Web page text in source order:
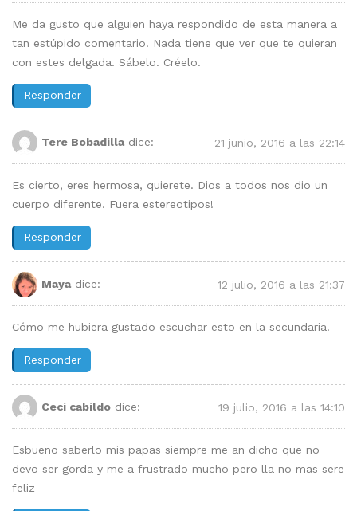
Me da gusto que alguien haya respondido de esta manera a
tan estúpido comentario. Nada tiene que ver que te quieran
con estes delgada. Sábelo. Créelo.
Responder
Tere Bobadilla dice: 21 junio, 2016 a las 22:14
Es cierto, eres hermosa, quierete. Dios a todos nos dio un
cuerpo diferente. Fuera estereotipos!
Responder
Maya dice: 12 julio, 2016 a las 21:37
Cómo me hubiera gustado escuchar esto en la secundaria.
Responder
Ceci cabildo dice: 19 julio, 2016 a las 14:10
Esbueno saberlo mis papas siempre me an dicho que no
devo ser gorda y me a frustrado mucho pero lla no mas sere
feliz